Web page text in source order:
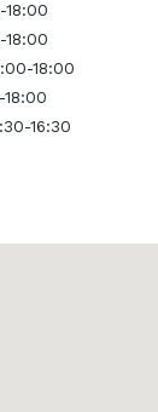
18:00
18:00
18:00
18:00
16:30